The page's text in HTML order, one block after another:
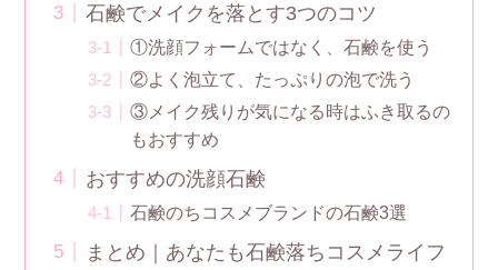
石鹸でメイクを落とす3つのコツ
①洗顔フォームではなく、石鹸を使う
②よく泡立て、たっぷりの泡で洗う
③メイク残りが気になる時はふき取るの
もおすすめ
おすすめの洗顔石鹸
石鹸のちコスメブランドの石鹸3選
まとめ｜あなたも石鹸落ちコスメライフ